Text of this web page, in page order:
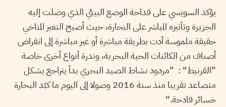
يؤكد السويسي على فداحة الوضع البيئي الذي وصلت إليه
الجزيرة وتأثيره المباشر على البحارة، حيث أصبح التغير المناخي
حقيقة ملموسة أدت بطريقة مباشرة أو غير مباشرة إلى انقراض
أصناف من الكائنات الحية البحرية، وندرة أنواع أخرى خاصة
”القرنيط“ : ”مردود نشاط الصيد البحري بدأ يتراجع بشكل
متصاعد تقريبا منذ سنة 2016 وصولا إلى اليوم ما كبّد البحارة
خسائر فادحة.“